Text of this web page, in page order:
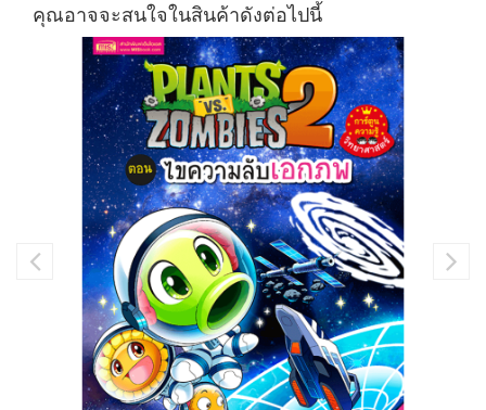
คุณอาจจะสนใจในสินค้าดังต่อไปนี้